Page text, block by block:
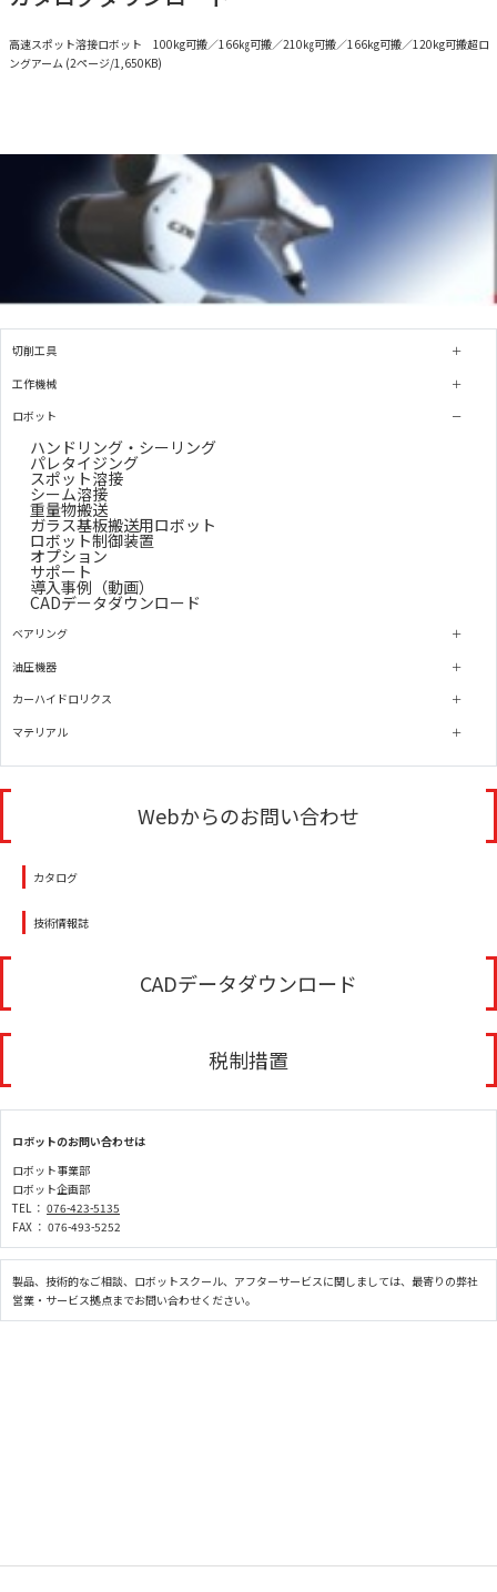
高速スポット溶接ロボット 100kg可搬／166㎏可搬／210㎏可搬／166kg可搬／120kg可搬超ロ
ングアーム (2ページ/1,650KB)
切削工具
工作機械
ロボット
ハンドリング・シーリング
パレタイジング
スポット溶接
シーム溶接
重量物搬送
ガラス基板搬送用ロボット
ロボット制御装置
オプション
サポート
導入事例（動画）
CADデータダウンロード
ベアリング
油圧機器
カーハイドロリクス
マテリアル
Webからのお問い合わせ
カタログ
技術情報誌
CADデータダウンロード
税制措置
ロボットのお問い合わせは
ロボット事業部
ロボット企画部
TEL ： 076-423-5135
FAX ： 076-493-5252
製品、技術的なご相談、ロボットスクール、アフターサービスに関しましては、最寄りの弊社
営業・サービス拠点までお問い合わせください。